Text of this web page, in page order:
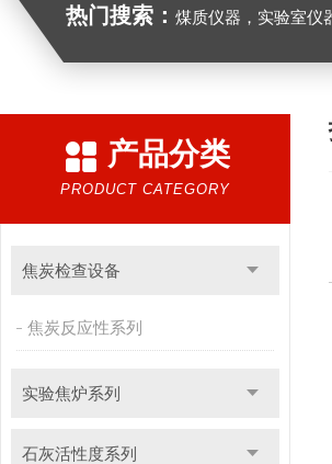
热门搜索： 煤质仪器，实验室仪
产品分类
PRODUCT CATEGORY
焦炭检查设备
焦炭反应性系列
实验焦炉系列
石灰活性度系列